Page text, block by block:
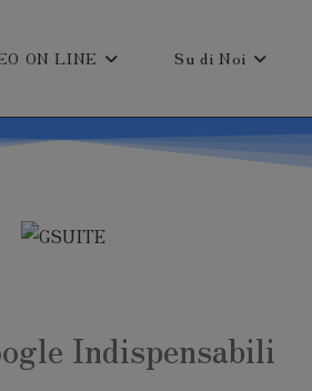
ON LINE Su di Noi
Indispensabili